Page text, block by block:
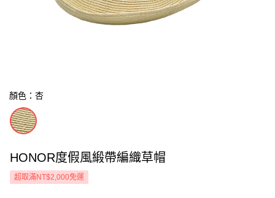
顏色：杏
HONOR度假風緞帶編織草帽
超取滿NT$2,000免運